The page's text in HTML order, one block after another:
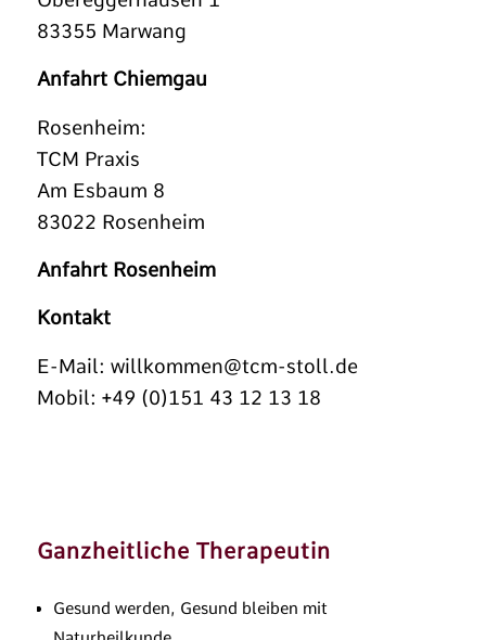
83355 Marwang
Anfahrt Chiemgau
Rosenheim:
TCM Praxis
Am Esbaum 8
83022 Rosenheim
Anfahrt Rosenheim
Kontakt
E-Mail: willkommen@tcm-stoll.de
Mobil: +49 (0)151 43 12 13 18
Ganzheitliche Therapeutin
Gesund werden, Gesund bleiben mit